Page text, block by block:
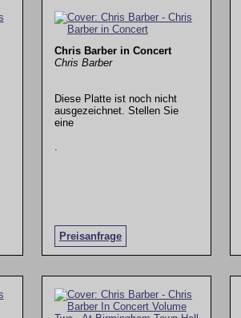
Chris Barber in Concert
Chris Barber
Diese Platte ist noch nicht
ausgezeichnet. Stellen Sie
eine
Preisanfrage
.